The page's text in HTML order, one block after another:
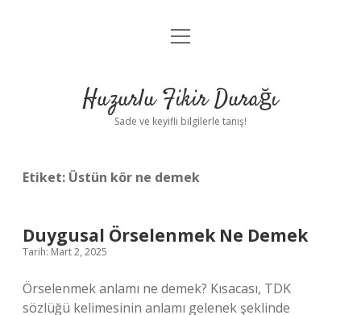
Anasayfa
Yasal Uyarı
menüyü
Huzurlu Fikir Durağı
Sade ve keyifli bilgilerle tanış!
Etiket: Üstün kör ne demek
Duygusal Örselenmek Ne Demek
Tarih: Mart 2, 2025
Örselenmek anlamı ne demek? Kısacası, TDK
sözlüğü kelimesinin anlamı gelenek şeklinde